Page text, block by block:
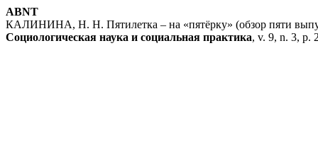
ABNT
КАЛИНИНА, Н. Н. Пятилетка – на «пятёрку» (обзор пяти
Социологическая наука и социальная практика, v. 9, n. 3, p.